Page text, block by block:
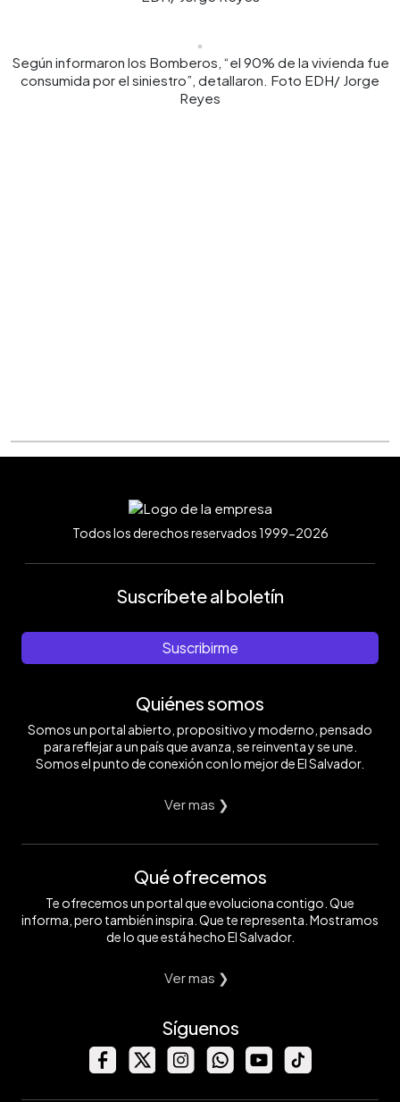
Según informaron los Bomberos, “el 90% de la vivienda fue
consumida por el siniestro”, detallaron. Foto EDH/ Jorge
Reyes
Todos los derechos reservados 1999-2026
Suscríbete al boletín
Suscribirme
Quiénes somos
Somos un portal abierto, propositivo y moderno, pensado
para reflejar a un país que avanza, se reinventa y se une.
Somos el punto de conexión con lo mejor de El Salvador.
Ver mas ❯
Qué ofrecemos
Te ofrecemos un portal que evoluciona contigo. Que
informa, pero también inspira. Que te representa. Mostramos
de lo que está hecho El Salvador.
Ver mas ❯
Síguenos